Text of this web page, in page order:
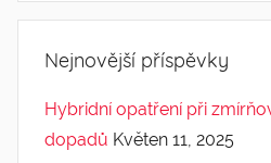
Nejnovější příspěvky
Hybridní opatření při
dopadů Květen 11, 2025